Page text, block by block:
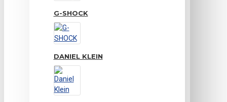
G-SHOCK
DANIEL KLEIN